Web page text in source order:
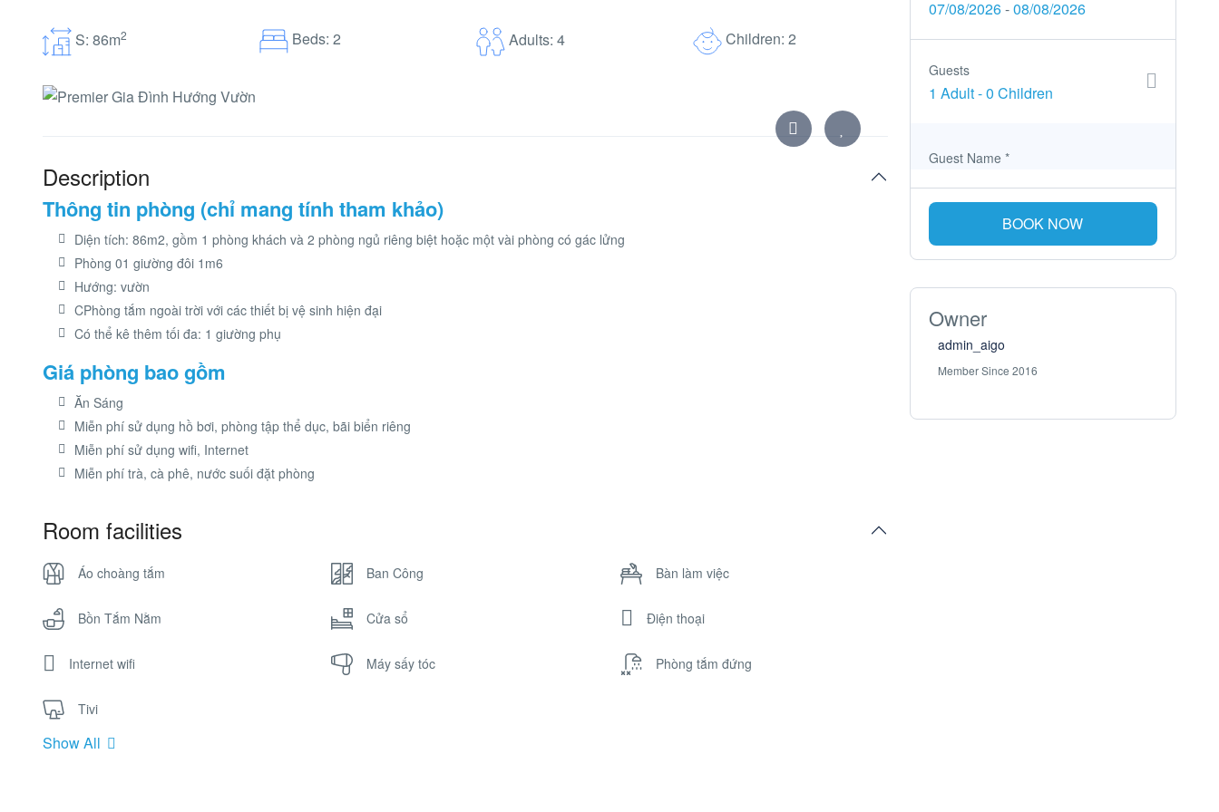
S: 86m2 Beds: 2 Adults: 4 Children: 2
Description
Thông tin phòng (chỉ mang tính tham khảo)
Diện tích: 86m2, gồm 1 phòng khách và 2 phòng ngủ riêng biệt hoặc một vài phòng có gác lửng
Phòng 01 giường đôi 1m6
Hướng: vườn
CPhòng tắm ngoài trời với các thiết bị vệ sinh hiện đại
Có thể kê thêm tối đa: 1 giường phụ
Giá phòng bao gồm
Ăn Sáng
Miễn phí sử dụng hồ bơi, phòng tập thể dục, bãi biển riêng
Miễn phí sử dụng wifi, Internet
Miễn phí trà, cà phê, nước suối đặt phòng
Room facilities
Áo choàng tắm Ban Công Bàn làm việc
Bồn Tắm Nằm Cửa sổ Điện thoại
Internet wifi Máy sấy tóc Phòng tắm đứng
Tivi
Show All
07/08/2026-08/08/2026
Guests
1 Adult-0 Children
Guest Name *
BOOK NOW
Owner
admin_aigo
Member Since 2016